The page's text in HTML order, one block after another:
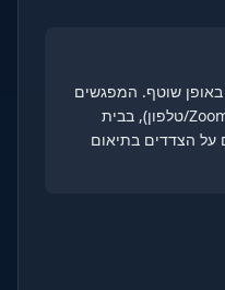
שוטף. המפגשים
והייעוץ נערכים באופן דיגיטלי (Zoom/טלפון), בבית
על הצדדים בתיאום